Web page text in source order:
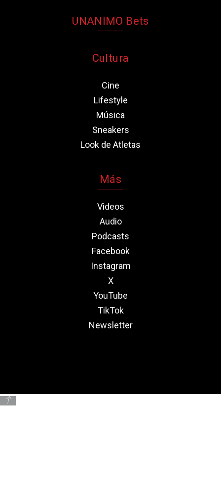
UNANIMO Bets
Cultura
Cine
Lifestyle
Música
Sneakers
Look de Atletas
Más
Videos
Audio
Podcasts
Facebook
Instagram
X
YouTube
TikTok
Newsletter